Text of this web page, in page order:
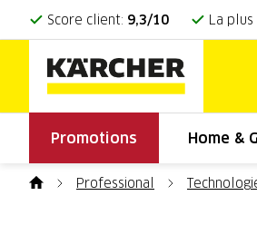
Score client: 9,3/10 La
Promotions Home &
Professional